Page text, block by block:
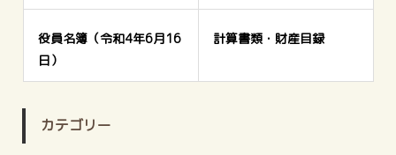
役員名簿（令和4年6月16
日）
計算書類・財産目録
カテゴリー